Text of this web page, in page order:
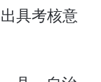
具考核意